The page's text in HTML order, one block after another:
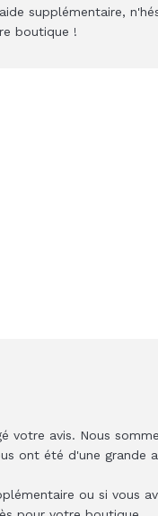
supplémentaire,
boutique !
votre avis. Nous
ont été d'une grande
ou si vous